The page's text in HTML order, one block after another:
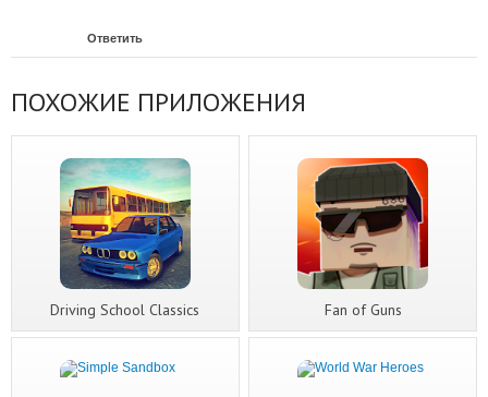
Ответить
ПОХОЖИЕ ПРИЛОЖЕНИЯ
Driving School Classics Fan of Guns